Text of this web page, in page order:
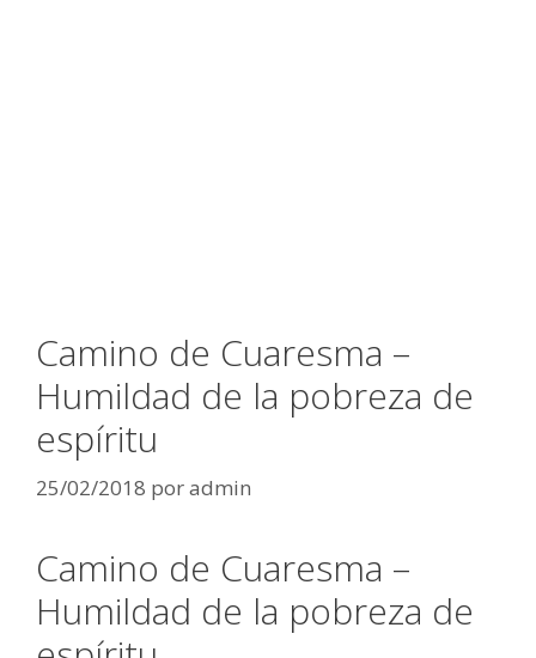
Camino de Cuaresma –
Humildad de la pobreza de
espíritu
25/02/2018 poradmin
Camino de Cuaresma –
Humildad de la pobreza de